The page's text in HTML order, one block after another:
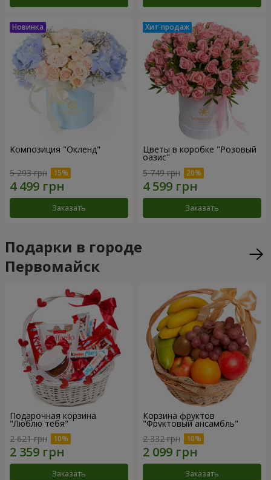
Композиция "Окленд"
5 293 грн
Заказать
Цветы в коробке "Розовый
оазис"
5 749 грн
Заказать
Подарки в городе
Первомайск
Подарочная корзина
"Люблю тебя"
2 621 грн
Заказать
Корзина фруктов
"Фруктовый ансамбль"
2 332 грн
Заказать